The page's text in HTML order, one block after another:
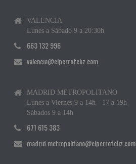
VALENCIA
Lunes a Sábado 9 a 20:30h
663 132 996
valencia@elperrofeliz.com
MADRID METROPOLITANO
Lunes a Viernes 9 a 14h - 17 a 19h
Sábados 9 a 14h
671 615 383
madrid.metropolitano@elperrofeliz.com